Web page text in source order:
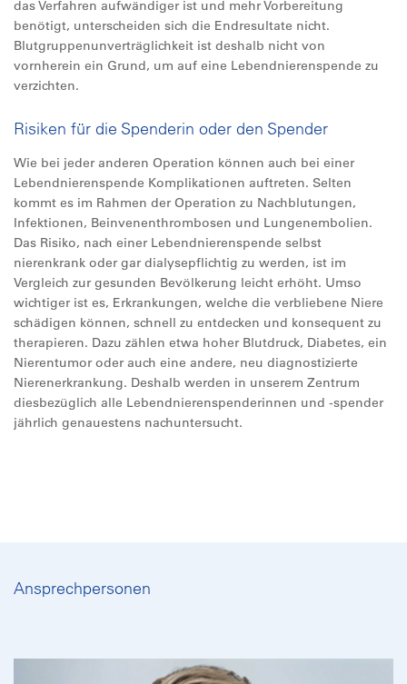
das Verfahren aufwändiger ist und mehr Vorbereitung
benötigt, unterscheiden sich die Endresultate nicht.
Blutgruppenunverträglichkeit ist deshalb nicht von
vornherein ein Grund, um auf eine Lebendnierenspende zu
verzichten.
Risiken für die Spenderin oder den Spender
Wie bei jeder anderen Operation können auch bei einer
Lebendnierenspende Komplikationen auftreten. Selten
kommt es im Rahmen der Operation zu Nachblutungen,
Infektionen, Beinvenenthrombosen und Lungenembolien.
Das Risiko, nach einer Lebendnierenspende selbst
nierenkrank oder gar dialysepflichtig zu werden, ist im
Vergleich zur gesunden Bevölkerung leicht erhöht. Umso
wichtiger ist es, Erkrankungen, welche die verbliebene Niere
schädigen können, schnell zu entdecken und konsequent zu
therapieren. Dazu zählen etwa hoher Blutdruck, Diabetes, ein
Nierentumor oder auch eine andere, neu diagnostizierte
Nierenerkrankung. Deshalb werden in unserem Zentrum
diesbezüglich alle Lebendnierenspenderinnen und -spender
jährlich genauestens nachuntersucht.
Ansprechpersonen